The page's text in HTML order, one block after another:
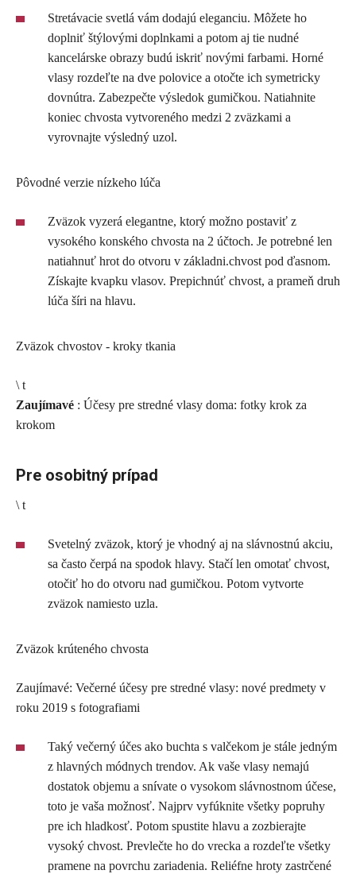
Stretávacie svetlá vám dodajú eleganciu. Môžete ho
doplniť štýlovými doplnkami a potom aj tie nudné
kancelárske obrazy budú iskriť novými farbami. Horné
vlasy rozdeľte na dve polovice a otočte ich symetricky
dovnútra. Zabezpečte výsledok gumičkou. Natiahnite
koniec chvosta vytvoreného medzi 2 zväzkami a
vyrovnajte výsledný uzol.
Pôvodné verzie nízkeho lúča
Zväzok vyzerá elegantne, ktorý možno postaviť z
vysokého konského chvosta na 2 účtoch. Je potrebné len
natiahnuť hrot do otvoru v základni.chvost pod ďasnom.
Získajte kvapku vlasov. Prepichnúť chvost, a prameň druh
lúča šíri na hlavu.
Zväzok chvostov - kroky tkania
\ t
Zaujímavé : Účesy pre stredné vlasy doma: fotky krok za
krokom
Pre osobitný prípad
\ t
Svetelný zväzok, ktorý je vhodný aj na slávnostnú akciu,
sa často čerpá na spodok hlavy. Stačí len omotať chvost,
otočiť ho do otvoru nad gumičkou. Potom vytvorte
zväzok namiesto uzla.
Zväzok krúteného chvosta
Zaujímavé: Večerné účesy pre stredné vlasy: nové predmety v
roku 2019 s fotografiami
Taký večerný účes ako buchta s valčekom je stále jedným
z hlavných módnych trendov. Ak vaše vlasy nemajú
dostatok objemu a snívate o vysokom slávnostnom účese,
toto je vaša možnosť. Najprv vyfúknite všetky popruhy
pre ich hladkosť. Potom spustite hlavu a zozbierajte
vysoký chvost. Prevlečte ho do vrecka a rozdeľte všetky
pramene na povrchu zariadenia. Reliéfne hroty zastrčené